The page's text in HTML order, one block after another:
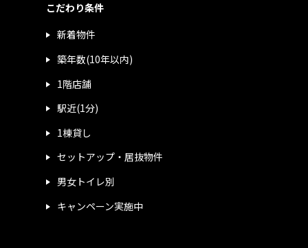
こだわり条件
新着物件
築年数(10年以内)
1階店舗
駅近(1分)
1棟貸し
セットアップ・居抜物件
男女トイレ別
キャンペーン実施中